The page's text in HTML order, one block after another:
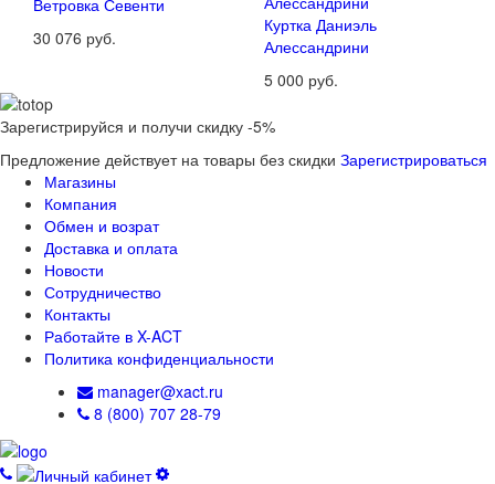
Ветровка Севенти
30 076 руб.
Куртка Даниэль
Алессандрини
5 000 руб.
Зарегистрируйся и получи скидку -5%
Предложение действует на товары без скидки Зарегистрироваться
Магазины
Компания
Обмен и возрат
Доставка и оплата
Новости
Сотрудничество
Контакты
Работайте в X-ACT
Политика конфиденциальности
manager@xact.ru
8 (800) 707 28-79